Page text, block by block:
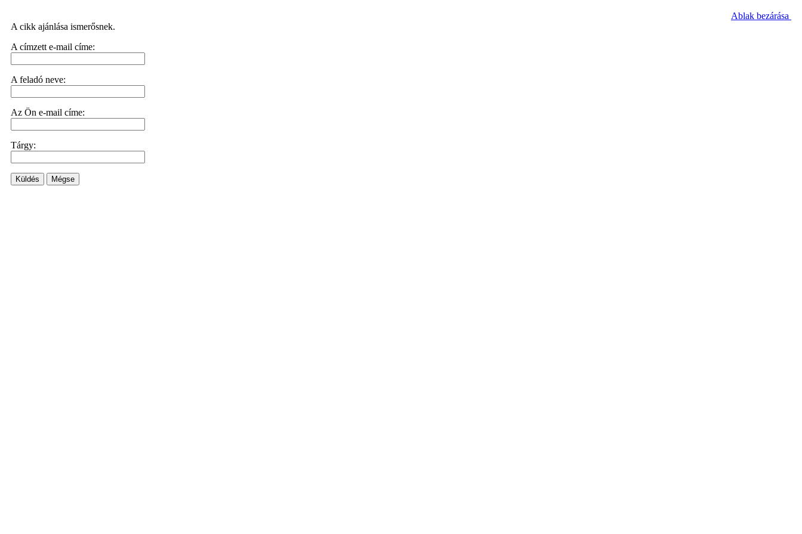
Ablak bezárása
A cikk ajánlása ismerősnek.
A címzett e-mail címe:
A feladó neve:
Az Ön e-mail címe:
Tárgy:
Küldés Mégse